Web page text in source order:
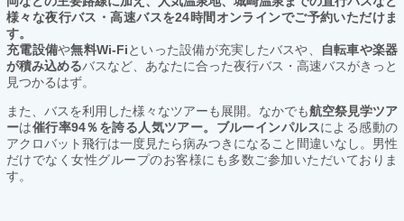
様々な夜行バス・高速バスを24時間オンラインでご予約いただけま
す。
充電設備や無料Wi-Fiといった設備が充実したバスや、
自転車や楽器
が積み込めるバスなど、あなたに合った夜行バス・高速バスがきっと
見つかるはず。
また、バスを利用した様々なツアーも展開。なかでも航空祭見学ツア
ーは催行率94％を誇る人気ツアー。ブルーインパルスによる感動の
アクロバット飛行は一度見たら病みつきになること間違いなし。男性
だけでなく女性グループのお客様にも多数ご参加いただいておりま
す。